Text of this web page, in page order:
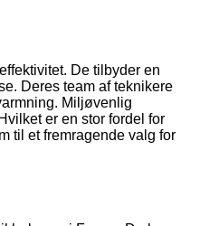
De tilbyder en
Deres team af teknikere
Miljøvenlig
er en stor fordel for
til et fremragende valg for